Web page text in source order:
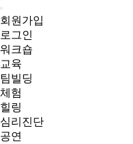
회원가입
로그인
워크숍
교육
팀빌딩
체험
힐링
심리진단
공연